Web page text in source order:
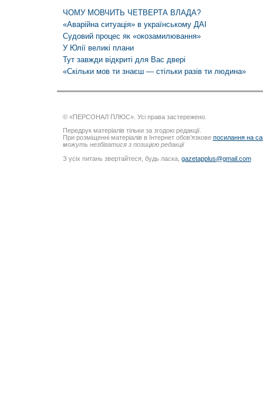
ЧОМУ МОВЧИТЬ ЧЕТВЕРТА ВЛАДА?
«Аварійна ситуація» в українському ДАІ
Судовий процес як «окозамилювання»
У Юлії великі плани
Тут завжди відкриті для Вас двері
«Скільки мов ти знаєш — стільки разів ти людина»
© «ПЕРСОНАЛ ПЛЮС». Усі права застережено.
Передрук матеріалів тільки за згодою редакції.
При розміщенні матеріалів в Інтернет обов’язкове посилання на
можуть незбігатися з позицією редакції
З усіх питань звертайтеся, будь ласка, gazetapplus@gmail.com